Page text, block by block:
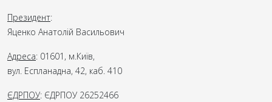
Президент:
Яценко Анатолій Васильович
Адреса: 01601, м.Київ,
вул. Еспланадна, 42, каб. 410
ЄДРПОУ: ЄДРПОУ 26252466